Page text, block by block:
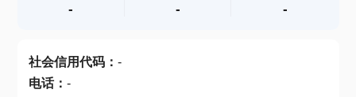
查产地
- - -
社会信用代码： -
电话： -